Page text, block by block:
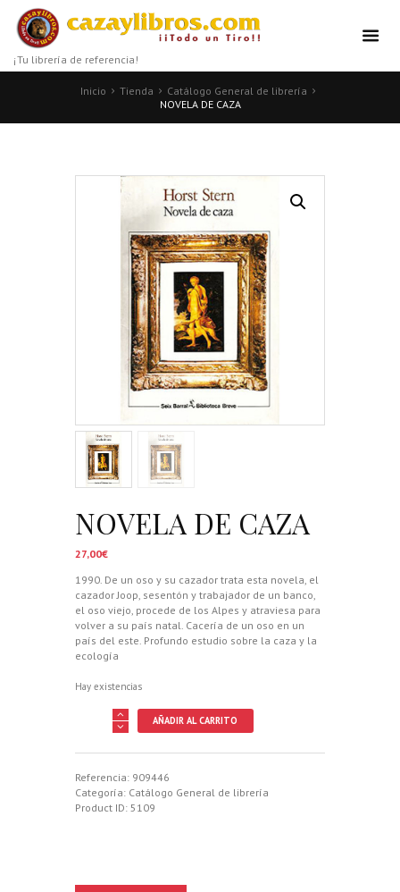
¡Tu librería de referencia!
Inicio Tienda
Catálogo General de librería
NOVELA DE CAZA
NOVELA DE CAZA
27,00€
1990. De un oso y su cazador trata esta novela, el
cazador Joop, sesentón y trabajador de un banco,
el oso viejo, procede de los Alpes y atraviesa para
volver a su país natal. Cacería de un oso en un
país del este. Profundo estudio sobre la caza y la
ecología
Hay existencias
AÑADIR AL CARRITO
Referencia: 909446
Categoría: Catálogo General de librería
Product ID: 5109